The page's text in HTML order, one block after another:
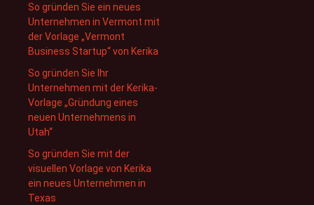
So gründen Sie ein neues
Unternehmen in Vermont mit
der Vorlage „Vermont
Business Startup“ von Kerika
So gründen Sie Ihr
Unternehmen mit der Kerika-
Vorlage „Gründung eines
neuen Unternehmens in
Utah“
So gründen Sie mit der
visuellen Vorlage von Kerika
ein neues Unternehmen in
Texas